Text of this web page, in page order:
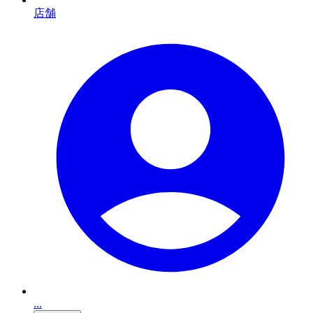
店舗
...